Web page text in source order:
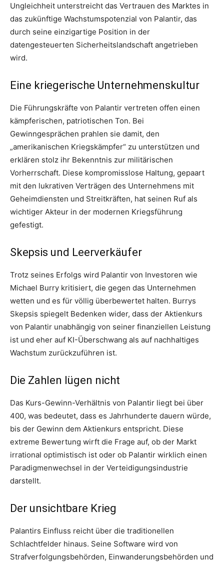
Ungleichheit unterstreicht das Vertrauen des Marktes in
das zukünftige Wachstumspotenzial von Palantir, das
durch seine einzigartige Position in der
datengesteuerten Sicherheitslandschaft angetrieben
wird.
Eine kriegerische Unternehmenskultur
Die Führungskräfte von Palantir vertreten offen einen
kämpferischen, patriotischen Ton. Bei
Gewinngesprächen prahlen sie damit, den
„amerikanischen Kriegskämpfer“ zu unterstützen und
erklären stolz ihr Bekenntnis zur militärischen
Vorherrschaft. Diese kompromisslose Haltung, gepaart
mit den lukrativen Verträgen des Unternehmens mit
Geheimdiensten und Streitkräften, hat seinen Ruf als
wichtiger Akteur in der modernen Kriegsführung
gefestigt.
Skepsis und Leerverkäufer
Trotz seines Erfolgs wird Palantir von Investoren wie
Michael Burry kritisiert, die gegen das Unternehmen
wetten und es für völlig überbewertet halten. Burrys
Skepsis spiegelt Bedenken wider, dass der Aktienkurs
von Palantir unabhängig von seiner finanziellen Leistung
ist und eher auf KI-Überschwang als auf nachhaltiges
Wachstum zurückzuführen ist.
Die Zahlen lügen nicht
Das Kurs-Gewinn-Verhältnis von Palantir liegt bei über
400, was bedeutet, dass es Jahrhunderte dauern würde,
bis der Gewinn dem Aktienkurs entspricht. Diese
extreme Bewertung wirft die Frage auf, ob der Markt
irrational optimistisch ist oder ob Palantir wirklich einen
Paradigmenwechsel in der Verteidigungsindustrie
darstellt.
Der unsichtbare Krieg
Palantirs Einfluss reicht über die traditionellen
Schlachtfelder hinaus. Seine Software wird von
Strafverfolgungsbehörden, Einwanderungsbehörden und